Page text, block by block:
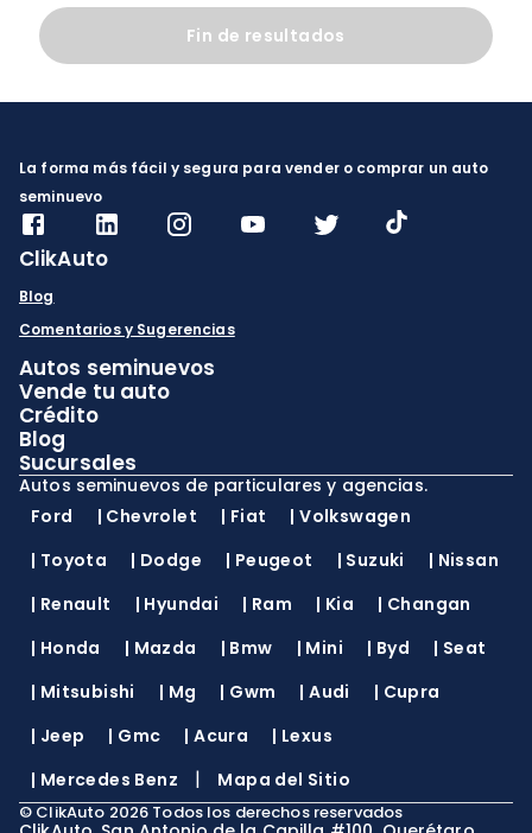
Fin de resultados
La forma más fácil y segura para vender o comprar un auto
seminuevo
ClikAuto
Blog
Comentarios y Sugerencias
Autos seminuevos
Vende tu auto
Crédito
Blog
Sucursales
Autos seminuevos de particulares y agencias.
Ford
| Chevrolet | Fiat |Volkswagen
| Toyota | Dodge | Peugeot | Suzuki | Nissan
| Renault | Hyundai | Ram | Kia | Changan
| Honda | Mazda | Bmw | Mini | Byd | Seat
| Mitsubishi | Mg | Gwm |Audi | Cupra
| Jeep | Gmc |Acura | Lexus
| Mercedes Benz | Mapa del Sitio
© ClikAuto 2026 Todos los derechos reservados